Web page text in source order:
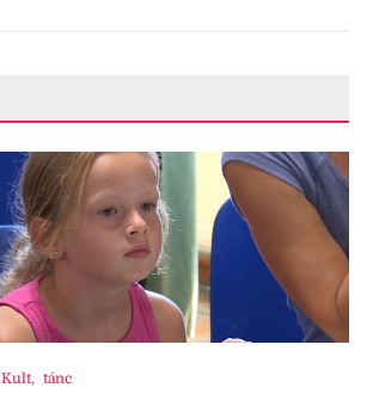
Kult, tánc